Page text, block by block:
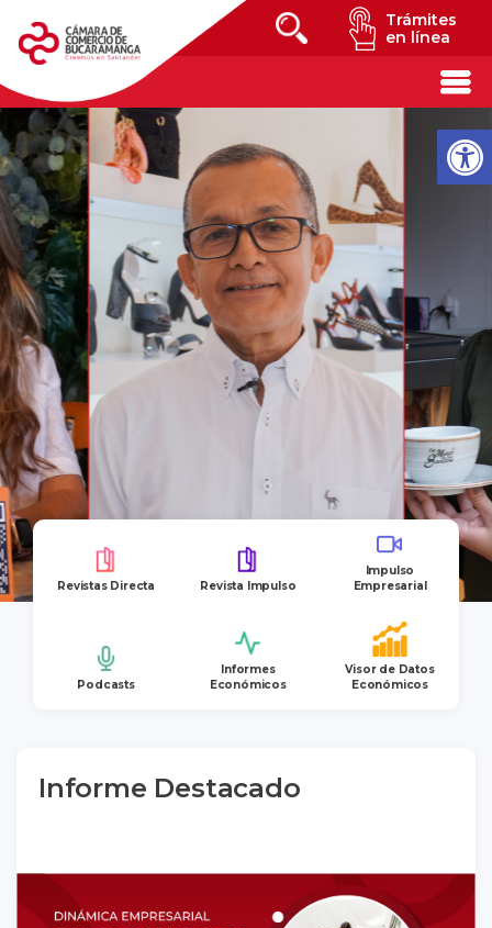
Trámites
en línea
Revistas Directa Revista Impulso
Impulso
Empresarial
Podcasts
Informes
Económicos
Visor de Datos
Económicos
Informe Destacado